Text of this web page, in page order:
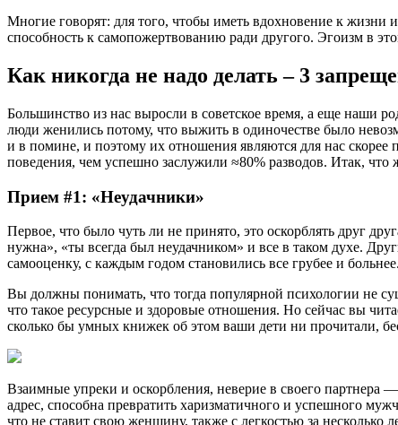
Многие говорят: для того, чтобы иметь вдохновение к жизни
способность к самопожертвованию ради другого. Эгоизм в
Как никогда не надо делать – 3
Большинство из нас выросли в советское время, а еще наши
люди женились потому, что выжить в одиночестве было
и в помине, и поэтому их отношения являются для нас скорее
поведения, чем успешно заслужили ≈80% разводов. Итак, что
Прием #1: «Неудачники»
Первое, что было чуть ли не принято, это оскорблять друг
нужна», «ты всегда был неудачником» и все в таком духе.
самооценку, с каждым годом становились все грубее и больнее.
Вы должны понимать, что тогда популярной психологии не
что такое ресурсные и здоровые отношения. Но сейчас вы
сколько бы умных книжек об этом ваши дети ни прочитали,
Взаимные упреки и оскорбления, неверие в своего партнера
адрес, способна превратить харизматичного и успешного
что не ставит свою женщину, также с легкостью за